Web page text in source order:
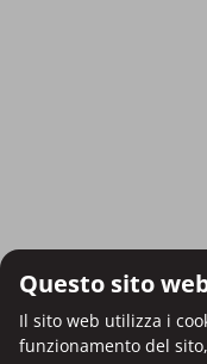
Questo sito
Il sito web utilizza i
funzionamento del